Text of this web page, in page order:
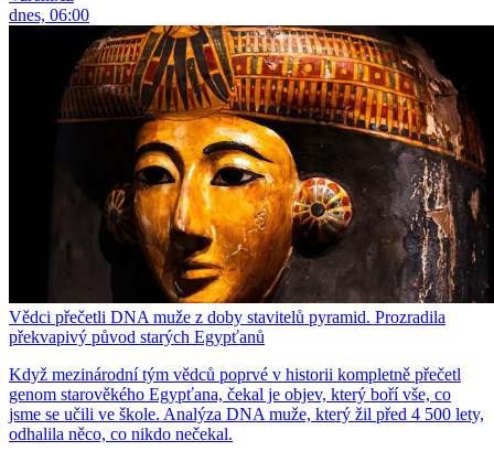
dnes, 06:00
Vědci přečetli DNA muže z doby stavitelů pyramid. Prozradila
překvapivý původ starých Egypťanů
Když mezinárodní tým vědců poprvé v historii kompletně přečetl
genom starověkého Egypťana, čekal je objev, který boří vše, co
jsme se učili ve škole. Analýza DNA muže, který žil před 4 500 lety,
odhalila něco, co nikdo nečekal.